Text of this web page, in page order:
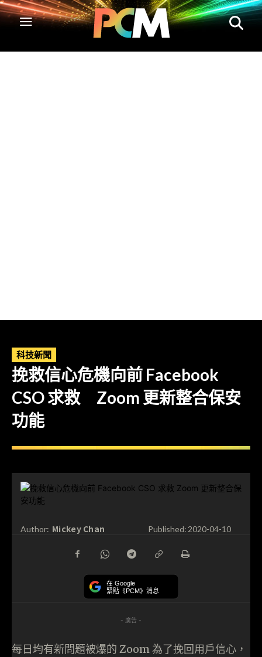
科技新聞
挽救信心危機向前 Facebook
CSO 求救 Zoom 更新整合保安
功能
Author: Mickey Chan Published:2020-04-10
在 Google
緊貼《PCM》消息
- 廣告 -
每日均有新問題被爆的 Zoom 為了挽回用戶信心，